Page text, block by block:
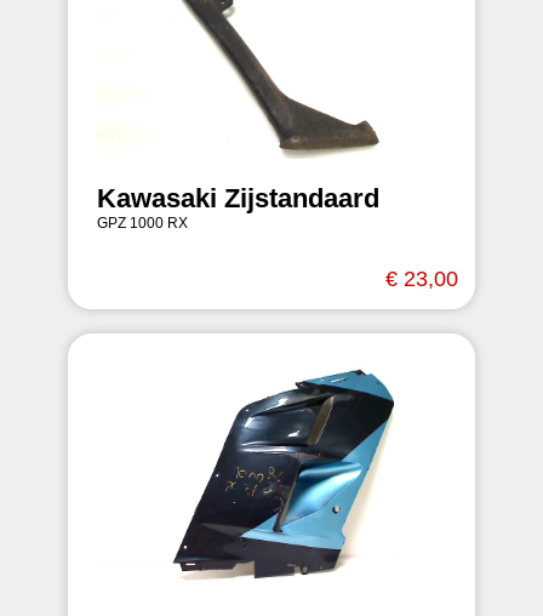
Kawasaki Zijstandaard
GPZ 1000 RX
€ 23,00